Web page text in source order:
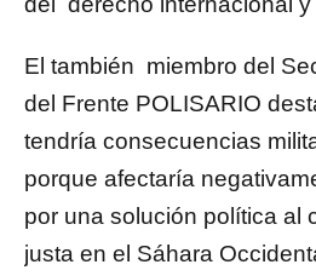
El también miembro del
del Frente POLISARIO
tendría consecuencias
porque afectaría
por una solución política al
justa en el Sáhara